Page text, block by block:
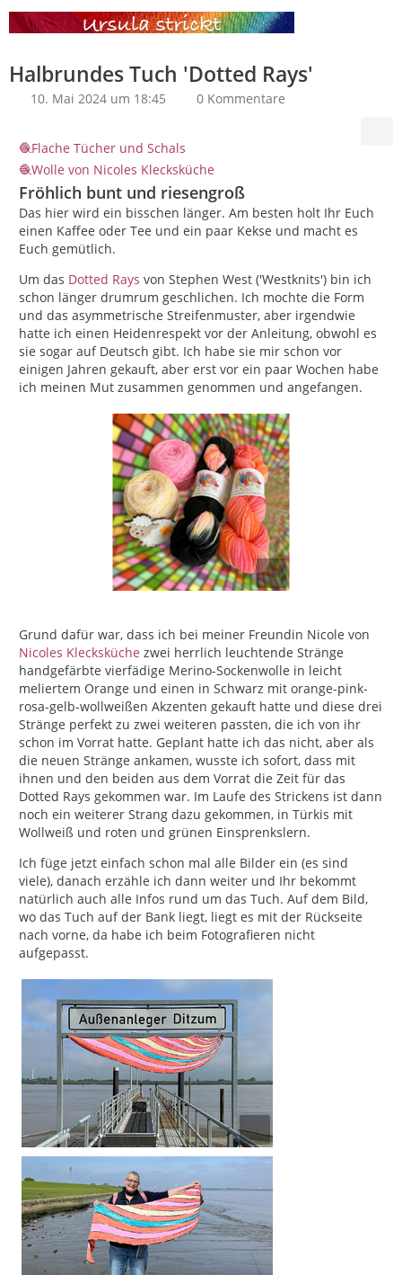
Halbrundes Tuch 'Dotted Rays'
10. Mai 2024 um 18:45 0 Kommentare
Flache Tücher und Schals
Wolle von Nicoles Klecksküche
Fröhlich bunt und riesengroß
Das hier wird ein bisschen länger. Am besten holt Ihr Euch
einen Kaffee oder Tee und ein paar Kekse und macht es
Euch gemütlich.
Um das Dotted Rays von Stephen West ('Westknits') bin ich
schon länger drumrum geschlichen. Ich mochte die Form
und das asymmetrische Streifenmuster, aber irgendwie
hatte ich einen Heidenrespekt vor der Anleitung, obwohl es
sie sogar auf Deutsch gibt. Ich habe sie mir schon vor
einigen Jahren gekauft, aber erst vor ein paar Wochen habe
ich meinen Mut zusammen genommen und angefangen.
Grund dafür war, dass ich bei meiner Freundin Nicole von
Nicoles Klecksküche zwei herrlich leuchtende Stränge
handgefärbte vierfädige Merino-Sockenwolle in leicht
meliertem Orange und einen in Schwarz mit orange-pink-
rosa-gelb-wollweißen Akzenten gekauft hatte und diese drei
Stränge perfekt zu zwei weiteren passten, die ich von ihr
schon im Vorrat hatte. Geplant hatte ich das nicht, aber als
die neuen Stränge ankamen, wusste ich sofort, dass mit
ihnen und den beiden aus dem Vorrat die Zeit für das
Dotted Rays gekommen war. Im Laufe des Strickens ist dann
noch ein weiterer Strang dazu gekommen, in Türkis mit
Wollweiß und roten und grünen Einsprenkslern.
Ich füge jetzt einfach schon mal alle Bilder ein (es sind
viele), danach erzähle ich dann weiter und Ihr bekommt
natürlich auch alle Infos rund um das Tuch. Auf dem Bild,
wo das Tuch auf der Bank liegt, liegt es mit der Rückseite
nach vorne, da habe ich beim Fotografieren nicht
aufgepasst.